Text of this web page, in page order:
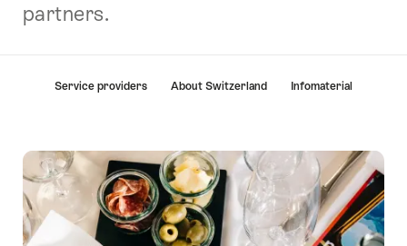
partners.
Service providers About Switzerland Infomaterial